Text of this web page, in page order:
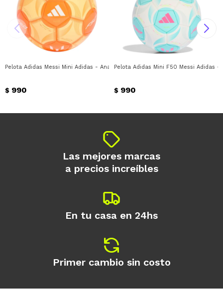
Pelota Adidas Messi Mini Adidas - Anaranjado
$ 990
Pelota Adidas Mini F50 Messi Adidas
$ 990
Las mejores marcas
a precios increíbles
En tu casa en 24hs
Primer cambio sin costo